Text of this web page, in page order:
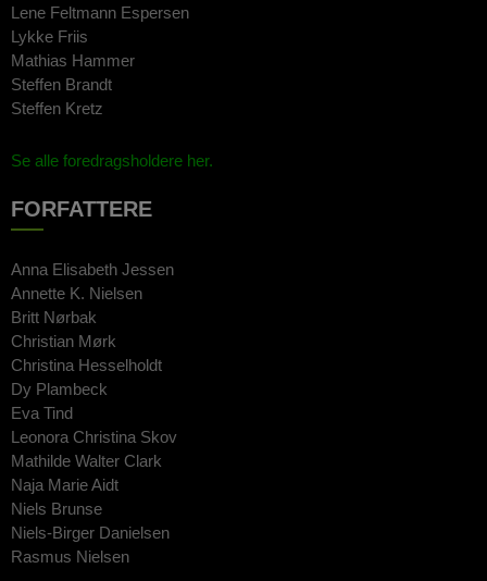
Lene Feltmann Espersen
Lykke Friis
Mathias Hammer
Steffen Brandt
Steffen Kretz
Se alle foredragsholdere her.
FORFATTERE
Anna Elisabeth Jessen
Annette K. Nielsen
Britt Nørbak
Christian Mørk
Christina Hesselholdt
Dy Plambeck
Eva Tind
Leonora Christina Skov
Mathilde Walter Clark
Naja Marie Aidt
Niels Brunse
Niels-Birger Danielsen
Rasmus Nielsen